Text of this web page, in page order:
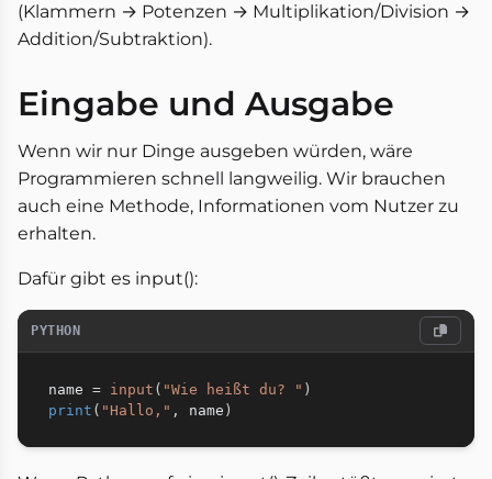
(Klammern → Potenzen → Multiplikation/Division →
Addition/Subtraktion).
Eingabe und Ausgabe
Wenn wir nur Dinge ausgeben würden, wäre
Programmieren schnell langweilig. Wir brauchen
auch eine Methode, Informationen vom Nutzer zu
erhalten.
Dafür gibt es input():
PYTHON
name = input ( "Wie heißt du? " )
print ( "Hallo," , name )